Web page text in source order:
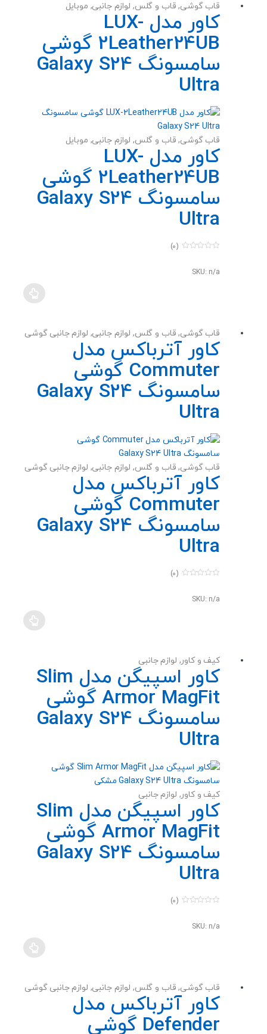
انواع
مختلفی
می
گزینه
ها
است
در
صفحه
محصول
انتخاب
شوند
قاب گوشی, قاب و گلس, لوازم جانبی, موبایل
کاور مدل LUX-
2Leather24UB گوشی
سامسونگ Galaxy S24
Ultra
قاب گوشی, قاب و گلس, لوازم جانبی, موبایل
کاور مدل LUX-
2Leather24UB گوشی
سامسونگ Galaxy S24
Ultra
u
(0)
SKU: n/a
قاب گوشی, قاب و گلس, لوازم جانبی, لوازم جانبی گوشی
کاور آترباکس مدل
Commuter گوشی
سامسونگ Galaxy S24
Ultra
قاب گوشی, قاب و گلس, لوازم جانبی, لوازم جانبی گوشی
کاور آترباکس مدل
Commuter گوشی
سامسونگ Galaxy S24
Ultra
u
(0)
SKU: n/a
کیف و کاور, لوازم جانبی
کاور اسپیگن مدل Slim
Armor MagFit گوشی
سامسونگ Galaxy S24
Ultra
کیف و کاور, لوازم جانبی
کاور اسپیگن مدل Slim
Armor MagFit گوشی
سامسونگ Galaxy S24
Ultra
u
(0)
SKU: n/a
قاب گوشی, قاب و گلس, لوازم جانبی, لوازم جانبی گوشی
کاور آترباکس مدل
Defender گوشی